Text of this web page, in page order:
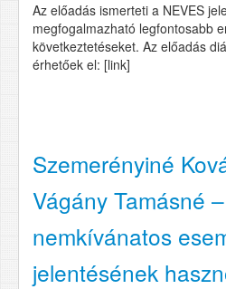
Az előadás ismerteti a NEVES
megfogalmazható legfontosabb
következtetéseket. Az előadás
érhetőek el: [link]
Szemerényiné
Vágány Tamásné
nemkívánatos
jelentésének